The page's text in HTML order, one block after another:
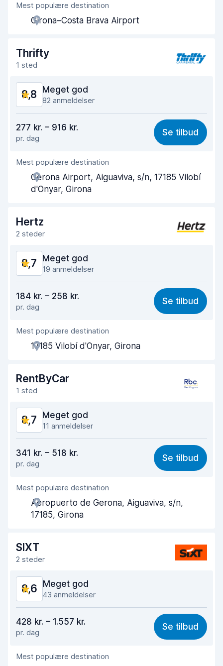
Agentens hjælpsomhed
Afhentningshastighed
Afleveringshastighed 9,5
Bilens tilstand
Mest populære destination
Girona–Costa Brava Airport
Thrifty
1 sted
8,8 Meget god
82 anmeldelser
8,3
Nemt at finde 9,0
Agentens hjælpsomhed
Afhentningshastighed
Renlighed af bilen 9,1
Bilens tilstand
277 kr. – 916 kr.
pr. dag
Se tilbud
Mest populære destination
Gerona Airport, Aiguaviva, s/n, 17185 Vilobí
d'Onyar, Girona
Hertz
2 steder
8,7 Meget god
19 anmeldelser
7,7
Nemt at finde 9,0
Agentens hjælpsomhed
Afhentningshastighed
Afleveringshastighed
Bilens tilstand
184 kr. – 258 kr.
pr. dag
Se tilbud
Mest populære destination
17185 Vilobí d'Onyar, Girona
RentByCar
1 sted
8,7 Meget god
11 anmeldelser
8,4
Nemt at finde 8,9
Agentens hjælpsomhed
Afhentningshastighed
Renlighed af bilen 8,7
Bilens tilstand
341 kr. – 518 kr.
pr. dag
Se tilbud
Mest populære destination
Aeropuerto de Gerona, Aiguaviva, s/n,
17185, Girona
SIXT
2 steder
8,6 Meget god
43 anmeldelser
8,4
Nemt at finde 8,3
Agentens hjælpsomhed
428 kr. – 1.557 kr.
pr. dag
Se tilbud
Mest populære destination